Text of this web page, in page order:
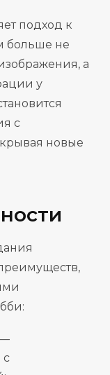
подход к
больше не
а
у
с
новые
—
с